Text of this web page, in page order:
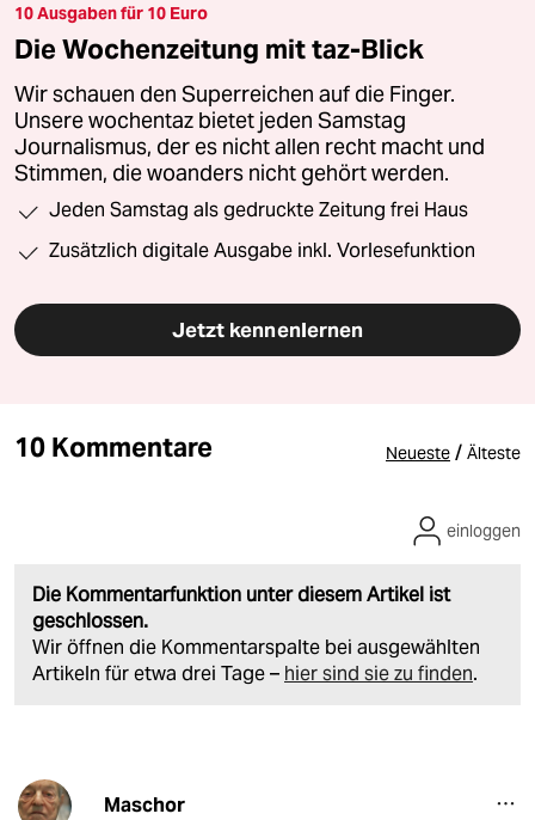
10 Ausgaben für 10 Euro
Die Wochenzeitung mit taz-Blick
Wir schauen den Superreichen auf die Finger.
Unsere wochentaz bietet jeden Samstag
Journalismus, der es nicht allen recht macht und
Stimmen, die woanders nicht gehört werden.
Jeden Samstag als gedruckte Zeitung frei Haus
Zusätzlich digitale Ausgabe inkl. Vorlesefunktion
Jetzt kennenlernen
10 Kommentare Neueste / Älteste
Die Kommentarfunktion unter diesem Artikel ist
geschlossen.
Wir öffnen die Kommentarspalte bei ausgewählten
Artikeln für etwa drei Tage – hier sind sie zu finden.
einloggen
Maschor